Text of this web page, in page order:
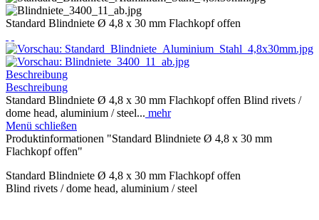
Standard Blindniete Ø 4,8 x 30 mm Flachkopf offen
Beschreibung
Beschreibung
Standard Blindniete Ø 4,8 x 30 mm Flachkopf offen Blind rivets /
dome head, aluminium / steel... mehr
Menü schließen
Produktinformationen "Standard Blindniete Ø 4,8 x 30 mm
Flachkopf offen"
Standard Blindniete Ø 4,8 x 30 mm Flachkopf offen
Blind rivets / dome head, aluminium / steel